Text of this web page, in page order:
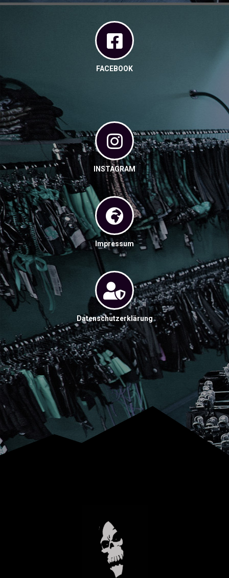
FACEBOOK
INSTAGRAM
Impressum
Datenschutzerklärung